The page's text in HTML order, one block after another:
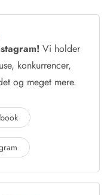
Vi holder
konkurrencer,
og meget mere.